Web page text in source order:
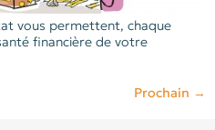
vous permettent, chaque
financière de votre
Prochain →